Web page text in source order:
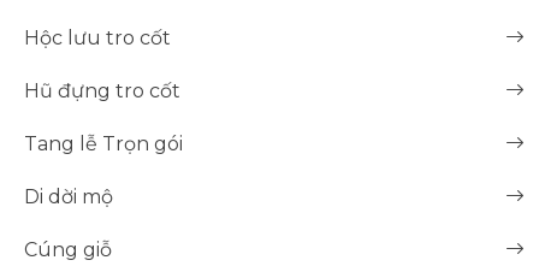
Hộc lưu tro cốt
Hũ đựng tro cốt
Tang lễ Trọn gói
Di dời mộ
Cúng giỗ